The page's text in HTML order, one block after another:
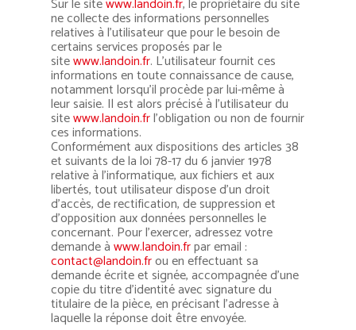
Sur le sitewww.landoin.fr, le propriétaire du site
ne collecte des informations personnelles
relatives à l’utilisateur que pour le besoin de
certains services proposés par le
sitewww.landoin.fr. L’utilisateur fournit ces
informations en toute connaissance de cause,
notamment lorsqu’il procède par lui-même à
leur saisie. Il est alors précisé à l’utilisateur du
sitewww.landoin.frl’obligation ou non de fournir
ces informations.
Conformément aux dispositions des articles 38
et suivants de la loi 78-17 du 6 janvier 1978
relative à l’informatique, aux fichiers et aux
libertés, tout utilisateur dispose d’un droit
d’accès, de rectification, de suppression et
d’opposition aux données personnelles le
concernant. Pour l’exercer, adressez votre
demande àwww.landoin.frpar email :
contact@landoin.frou en effectuant sa
demande écrite et signée, accompagnée d’une
copie du titre d’identité avec signature du
titulaire de la pièce, en précisant l’adresse à
laquelle la réponse doit être envoyée.